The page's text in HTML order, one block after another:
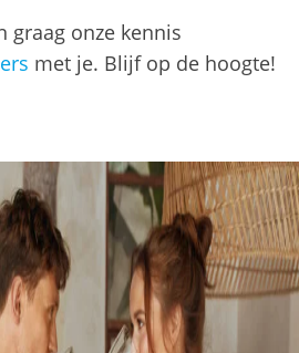
graag onze kennis
met je. Blijf op de hoogte!